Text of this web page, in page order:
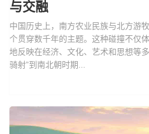
与交融
中国历史上，南方农业民族与北方游
个贯穿数千年的主题。这种碰撞不仅
地反映在经济、文化、艺术和思想等
骑射”到南北朝时期...